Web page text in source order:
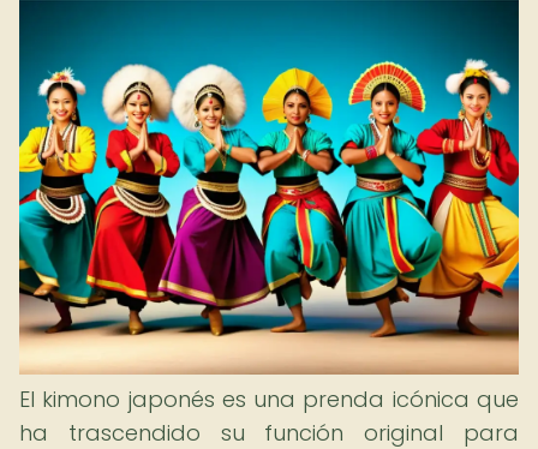
El kimono japonés es una prenda icónica que
ha trascendido su función original para